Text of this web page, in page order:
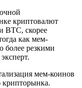
криптовалют
BTC, скорее
как мем-
более резкими
мем-коинов
крипторынка.